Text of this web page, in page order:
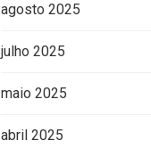
agosto 2025
julho 2025
maio 2025
abril 2025